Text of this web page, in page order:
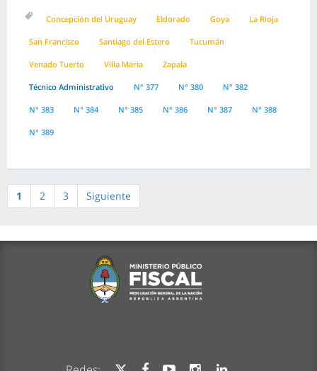
Concepción del Uruguay Eldorado Goya La Rioja
San Francisco Santiago del Estero Tucumán
Venado Tuerto Villa Maria Zapala
Técnico Administrativo N° 377 N° 380 N° 382
N° 383 N° 384 N° 385 N° 386 N° 387 N° 388
N° 389
1 2 3 Siguiente